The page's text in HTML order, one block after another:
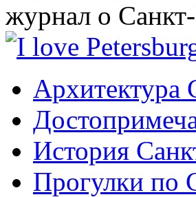
журнал о
Архитектура
История
Прогулки по